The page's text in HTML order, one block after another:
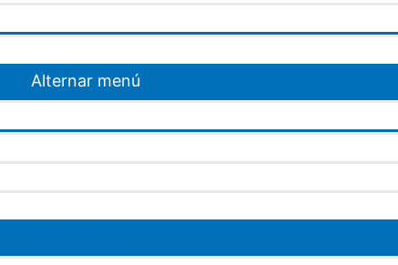
Alternar menú